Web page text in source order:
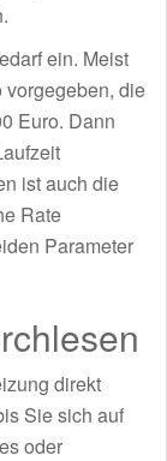
ein. Meist
vorgegeben, die
Euro. Dann
ist auch die
Rate
Parameter
direkt
Sie sich auf
oder